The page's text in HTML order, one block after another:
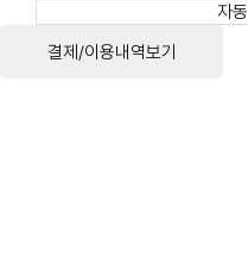
자
결제/이용내역보기